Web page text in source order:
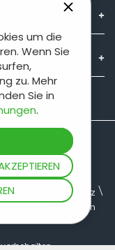
um die
Wenn Sie
zu. Mehr
Sie in
.
Datenschutz